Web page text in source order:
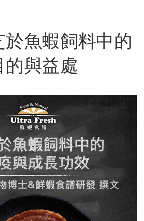
魚蝦飼料中的
的與益處